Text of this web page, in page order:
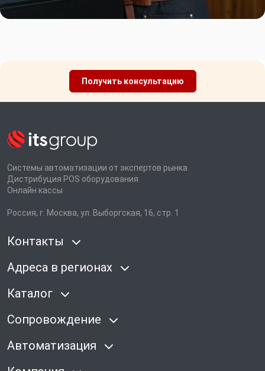
Получить консультацию
Системы автоматизации от экспертов рынка
Дистрибуция POS оборудования
Онлайн кассы
Россия, г. Москва, ул. Выборгская, 16, стр. 1
Контакты
Адреса в регионах
Каталог
Сопровождение
Автоматизация